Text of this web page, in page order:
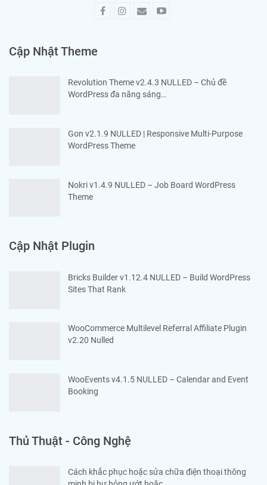
Cập Nhật Theme
Revolution Theme v2.4.3 NULLED – Chủ đề
WordPress đa năng sáng…
Gon v2.1.9 NULLED | Responsive Multi-Purpose
WordPress Theme
Nokri v1.4.9 NULLED – Job Board WordPress
Theme
Cập Nhật Plugin
Bricks Builder v1.12.4 NULLED – Build WordPress
Sites That Rank
WooCommerce Multilevel Referral Affiliate Plugin
v2.20 Nulled
WooEvents v4.1.5 NULLED – Calendar and Event
Booking
Thủ Thuật - Công Nghệ
Cách khắc phục hoặc sửa chữa điện thoại thông